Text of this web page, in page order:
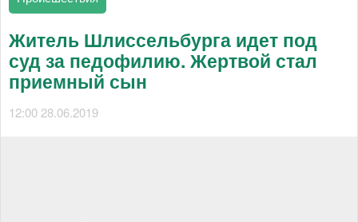
Житель Шлиссельбурга идет под
суд за педофилию. Жертвой стал
приемный сын
12:00 28.06.2019